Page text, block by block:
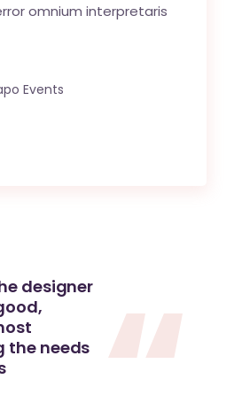
omnium interpretaris
Events
designer
needs